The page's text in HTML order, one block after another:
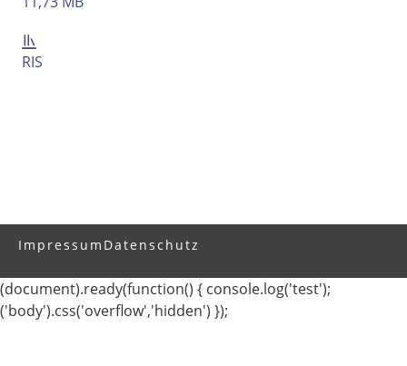
RIS
Impressum Datenschutz
(document).ready(function() { console.log('test');
('body').css('overflow','hidden') });